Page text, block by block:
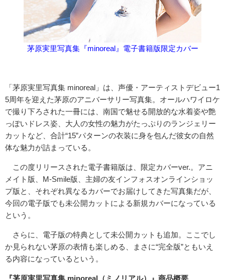
茅原実里写真集『minoreal』電子書籍版限定カバー
「茅原実里写真集 minoreal」は、声優・アーティストデビュー1
5周年を迎えた茅原のアニバーサリー写真集。オールハワイロケ
で撮り下ろされた一冊には、南国で魅せる開放的な水着姿や艶
っぽいドレス姿、大人の女性の魅力がたっぷりのランジェリー
カットなど、合計“15”パターンの衣装に身を包んだ彼女の自然
体な魅力が詰まっている。
この度リリースされた電子書籍版は、限定カバーver.。アニ
メイト版、M-Smile版、主婦の友インフォスオンラインショッ
プ版と、それぞれ異なるカバーでお届けしてきた写真集だが、
今回の電子版でも未公開カットによる新規カバーになっている
という。
さらに、電子版の特典として未公開カットも追加。ここでし
か見られない茅原の表情も楽しめる、まさに“完全版”ともいえ
る内容になっているという。
『茅原実里写真集 minoreal（ミノリアル）』商品概要